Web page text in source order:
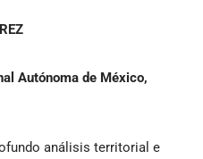
Autónoma de México,
análisis territorial e